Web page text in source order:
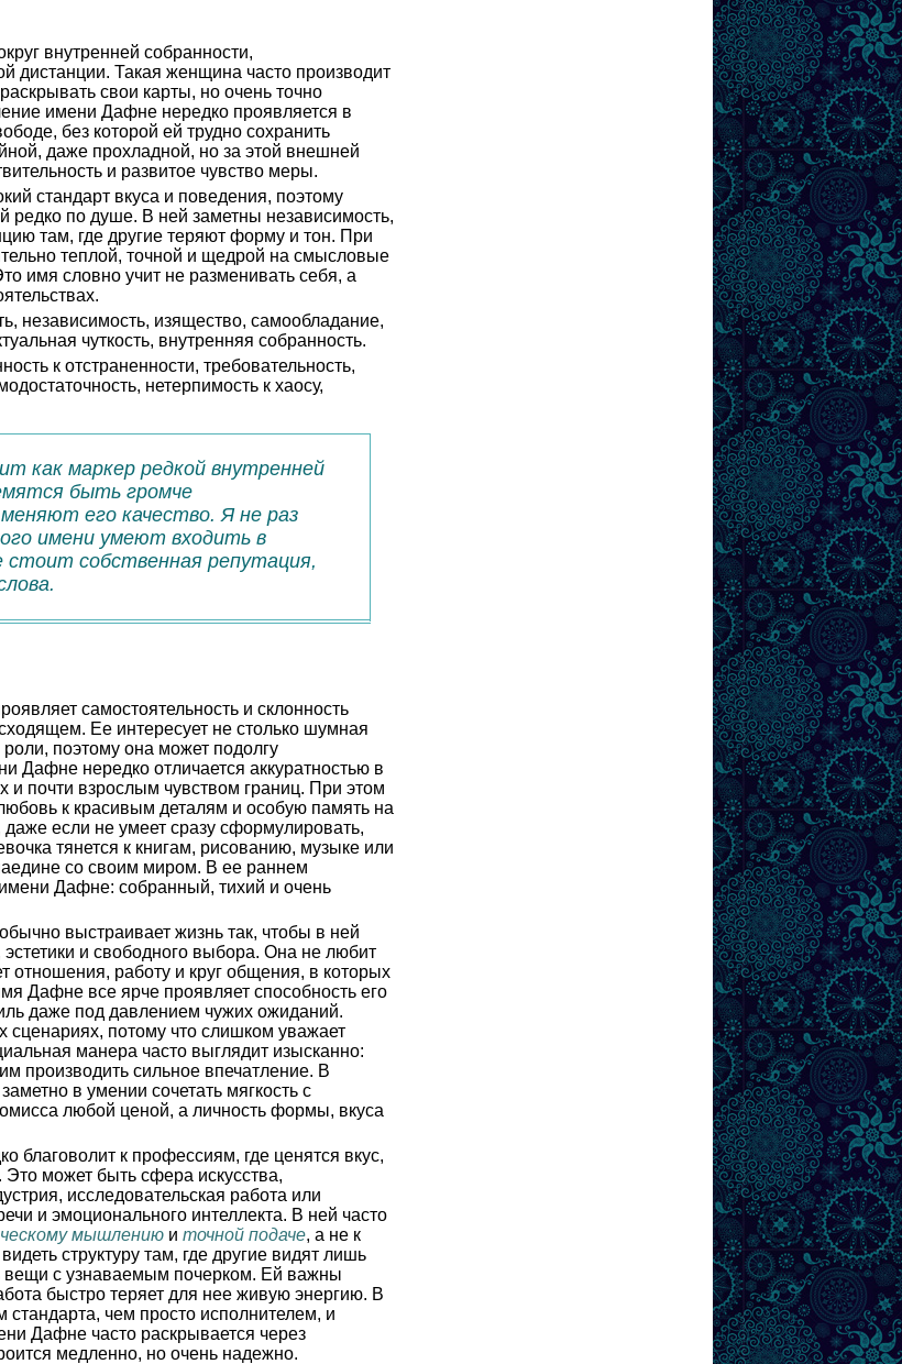
внутренней собранности,
дистанции. Такая женщина часто производит
свои карты, но очень точно
имени Дафне нередко проявляется в
без которой ей трудно сохранить
даже прохладной, но за этой внешней
и развитое чувство меры.
стандарт вкуса и поведения, поэтому
редко по душе. В ней заметны независимость,
там, где другие теряют форму и тон. При
теплой, точной и щедрой на смысловые
имя словно учит не разменивать себя, а
независимость, изящество, самообладание,
чуткость, внутренняя собранность.
к отстраненности, требовательность,
нетерпимость к хаосу,
как маркер редкой внутренней
быть громче
его качество. Я не раз
имени умеют входить в
собственная репутация,
самостоятельность и склонность
Ее интересует не столько шумная
роли, поэтому она может подолгу
Дафне нередко отличается аккуратностью в
и почти взрослым чувством границ. При этом
к красивым деталям и особую память на
если не умеет сразу сформулировать,
тянется к книгам, рисованию, музыке или
со своим миром. В ее раннем
Дафне: собранный, тихий и очень
выстраивает жизнь так, чтобы в ней
и свободного выбора. Она не любит
отношения, работу и круг общения, в которых
Дафне все ярче проявляет способность его
даже под давлением чужих ожиданий.
сценариях, потому что слишком уважает
манера часто выглядит изысканно:
производить сильное впечатление. В
в умении сочетать мягкость с
любой ценой, а личность формы, вкуса
благоволит к профессиям, где ценятся вкус,
может быть сфера искусства,
исследовательская работа или
и эмоционального интеллекта. В ней часто
мышлению и точной подаче, а не к
структуру там, где другие видят лишь
вещи с узнаваемым почерком. Ей важны
быстро теряет для нее живую энергию. В
стандарта, чем просто исполнителем, и
Дафне часто раскрывается через
медленно, но очень надежно.